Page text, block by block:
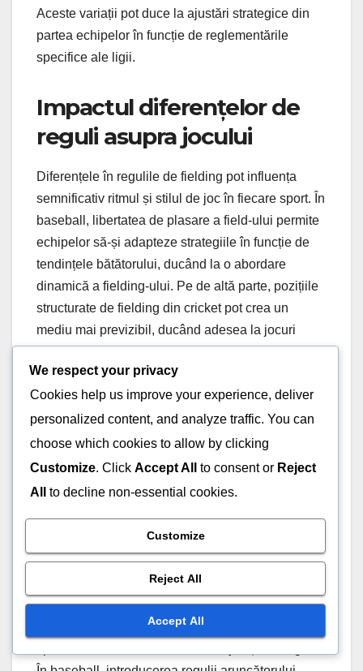
Aceste variații pot duce la ajustări strategice din
partea echipelor în funcție de reglementările
specifice ale ligii.
Impactul diferențelor de
reguli asupra jocului
Diferențele în regulile de fielding pot influența
semnificativ ritmul și stilul de joc în fiecare sport. În
baseball, libertatea de plasare a field-ului permite
echipelor să-și adapteze strategiile în funcție de
tendințele bătătorului, ducând la o abordare
dinamică a fielding-ului. Pe de altă parte, pozițiile
structurate de fielding din cricket pot crea un
mediu mai previzibil, ducând adesea la jocuri
De exemplu, în cricket, plasarea fielders poate fi
crucială în ultimele overs ale unui meci, unde
restricțiile asupra fielders pot duce la strategii de
lovire agresive. În baseball, capacitatea de a muta
fielders în funcție de bătător poate duce la jocuri
Schimbări istorice în
regulile de fielding
Regulile de fielding au evoluat în timp în ambele
We respect your privacy
Cookies help us improve your experience, deliver
personalized content, and analyze traffic. You can
choose which cookies to allow by clicking
Customize. Click Accept All to consent or Reject
All
to decline non-essential cookies.
Customize
Reject All
Accept All